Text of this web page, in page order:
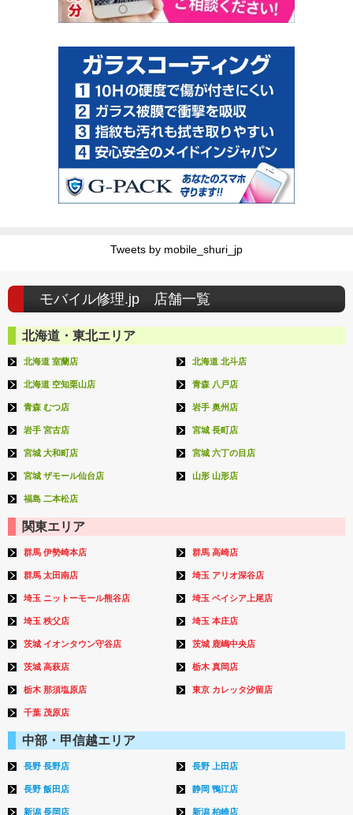
Tweets by mobile_shuri_jp
モバイル修理.jp 店舗一覧
北海道・東北エリア
北海道 室蘭店 北海道 北斗店
北海道 空知栗山店 青森 八戸店
青森 むつ店 岩手 奥州店
岩手 宮古店 宮城 長町店
宮城 大和町店 宮城 六丁の目店
宮城 ザモール仙台店 山形 山形店
福島 二本松店
関東エリア
群馬 伊勢崎本店 群馬 高崎店
群馬 太田南店 埼玉 アリオ深谷店
埼玉 ニットーモール熊谷店 埼玉 ベイシア上尾店
埼玉 秩父店 埼玉 本庄店
茨城 イオンタウン守谷店 茨城 鹿嶋中央店
茨城 高萩店 栃木 真岡店
栃木 那須塩原店 東京 カレッタ汐留店
千葉 茂原店
中部・甲信越エリア
長野 長野店 長野 上田店
長野 飯田店 静岡 鴨江店
新潟 長岡店 新潟 柏崎店